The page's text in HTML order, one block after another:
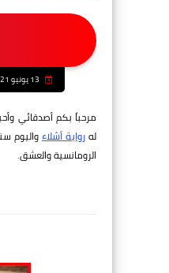
مرحباً بكم أصدقائي
لهرواية أشلاءواليوم
الرومانسية والعشق.